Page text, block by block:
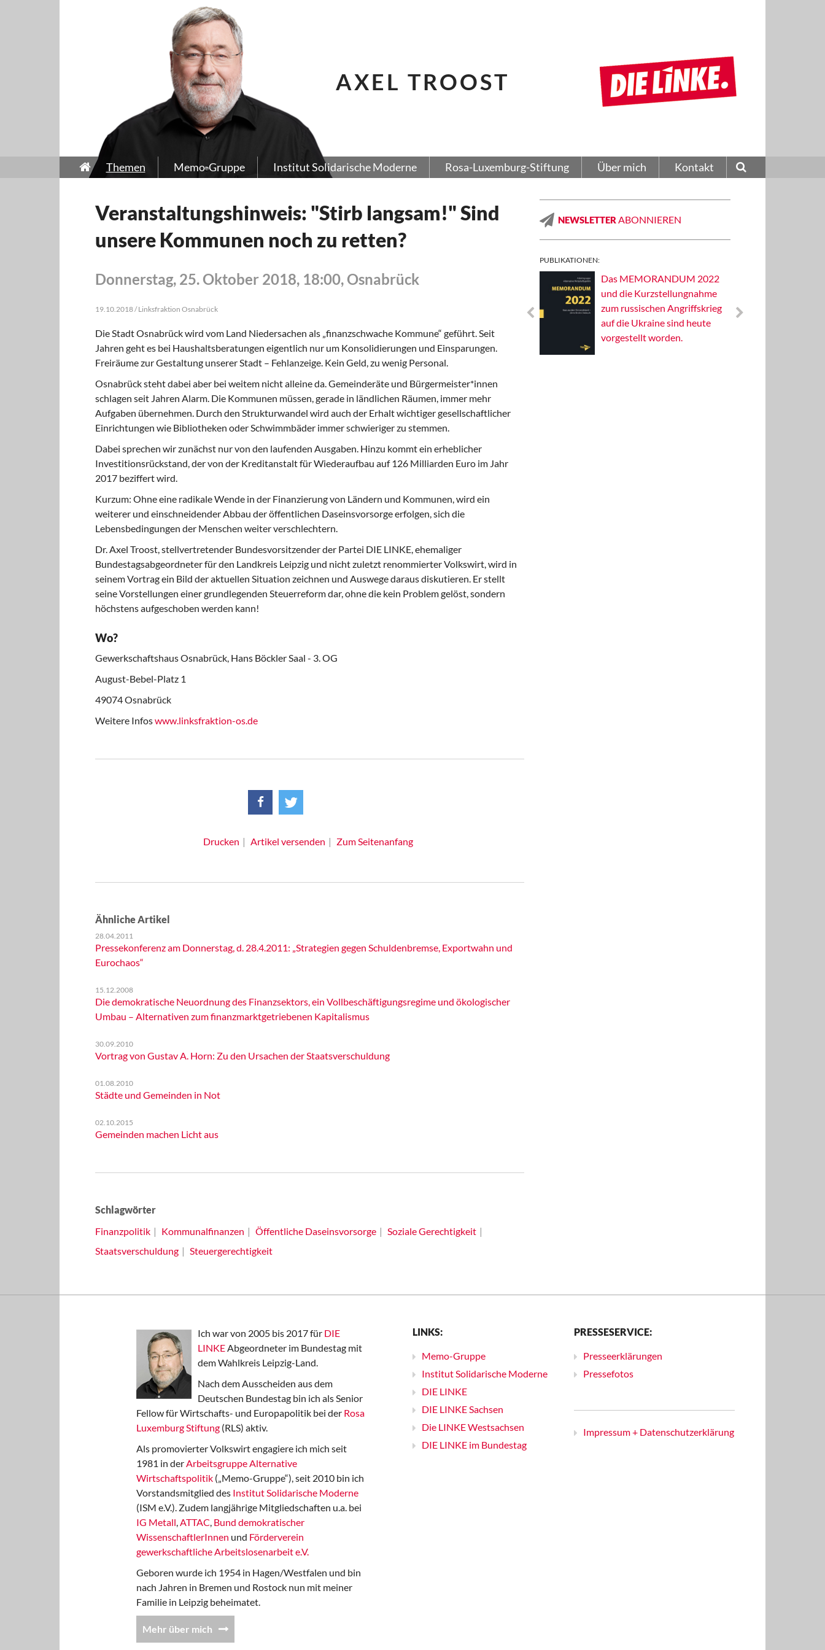
AXEL TROOST
Themen Memo-Gruppe Institut Solidarische Moderne Rosa-Luxemburg-Stiftung Über mich Kontakt
Veranstaltungshinweis: "Stirb langsam!" Sind
unsere Kommunen noch zu retten?
Donnerstag, 25. Oktober 2018, 18:00, Osnabrück
19.10.2018 / Linksfraktion Osnabrück
Die Stadt Osnabrück wird vom Land Niedersachen als „finanzschwache Kommune“ geführt. Seit
Jahren geht es bei Haushaltsberatungen eigentlich nur um Konsolidierungen und Einsparungen.
Freiräume zur Gestaltung unserer Stadt – Fehlanzeige. Kein Geld, zu wenig Personal.
Osnabrück steht dabei aber bei weitem nicht alleine da. Gemeinderäte und Bürgermeister*innen
schlagen seit Jahren Alarm. Die Kommunen müssen, gerade in ländlichen Räumen, immer mehr
Aufgaben übernehmen. Durch den Strukturwandel wird auch der Erhalt wichtiger gesellschaftlicher
Einrichtungen wie Bibliotheken oder Schwimmbäder immer schwieriger zu stemmen.
Dabei sprechen wir zunächst nur von den laufenden Ausgaben. Hinzu kommt ein erheblicher
Investitionsrückstand, der von der Kreditanstalt für Wiederaufbau auf 126 Milliarden Euro im Jahr
2017 beziffert wird.
Kurzum: Ohne eine radikale Wende in der Finanzierung von Ländern und Kommunen, wird ein
weiterer und einschneidender Abbau der öffentlichen Daseinsvorsorge erfolgen, sich die
Lebensbedingungen der Menschen weiter verschlechtern.
Dr. Axel Troost, stellvertretender Bundesvorsitzender der Partei DIE LINKE, ehemaliger
Bundestagsabgeordneter für den Landkreis Leipzig und nicht zuletzt renommierter Volkswirt, wird in
seinem Vortrag ein Bild der aktuellen Situation zeichnen und Auswege daraus diskutieren. Er stellt
seine Vorstellungen einer grundlegenden Steuerreform dar, ohne die kein Problem gelöst, sondern
höchstens aufgeschoben werden kann!
Wo?
Gewerkschaftshaus Osnabrück, Hans Böckler Saal - 3. OG
August-Bebel-Platz 1
49074 Osnabrück
Weitere Infoswww.linksfraktion-os.de
Drucken Artikel versenden Zum Seitenanfang
Ähnliche Artikel
28.04.2011
Pressekonferenz am Donnerstag, d. 28.4.2011: „Strategien gegen Schuldenbremse, Exportwahn und
Eurochaos“
15.12.2008
Die demokratische Neuordnung des Finanzsektors, ein Vollbeschäftigungsregime und ökologischer
Umbau – Alternativen zum finanzmarktgetriebenen Kapitalismus
30.09.2010
Vortrag von Gustav A. Horn: Zu den Ursachen der Staatsverschuldung
01.08.2010
Städte und Gemeinden in Not
02.10.2015
Gemeinden machen Licht aus
Schlagwörter
Finanzpolitik
Kommunalfinanzen Öffentliche Daseinsvorsorge
Soziale Gerechtigkeit
Staatsverschuldung
Steuergerechtigkeit
NEWSLETTER ABONNIEREN
PUBLIKATIONEN:
Solidarisches EUropa -
Das MEMORANDUM 2022
und die Kurzstellungnahme
zum russischen Angriffskrieg
auf die Ukraine sind heute
vorgestellt worden.
Ich war von 2005 bis 2017 für DIE
LINKEAbgeordneter im Bundestag mit
dem Wahlkreis Leipzig-Land.
Nach dem Ausscheiden aus dem
Deutschen Bundestag bin ich als Senior
Fellow für Wirtschafts- und Europapolitik bei der Rosa
Luxemburg Stiftung (RLS) aktiv.
Als promovierter Volkswirt engagiere ich mich seit
1981 in derArbeitsgruppe Alternative
Wirtschaftspolitik („Memo-Gruppe“), seit 2010 bin ich
Vorstandsmitglied des Institut Solidarische Moderne
(ISM e.V.). Zudem langjährige Mitgliedschaften u.a. bei
IG Metall,ATTAC, Bund demokratischer
WissenschaftlerInnen und Förderverein
gewerkschaftliche Arbeitslosenarbeit e.V.
Geboren wurde ich 1954 in Hagen/Westfalen und bin
nach Jahren in Bremen und Rostock nun mit meiner
Familie in Leipzig beheimatet.
Mehr über mich
LINKS:
Memo-Gruppe
Institut Solidarische Moderne
DIE LINKE
DIE LINKE Sachsen
Die LINKE Westsachsen
DIE LINKE im Bundestag
PRESSESERVICE:
Presseerklärungen
Pressefotos
Impressum + Datenschutzerklärung